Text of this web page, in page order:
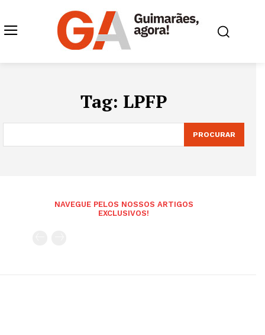
Tag: LPFP
PROCURAR
NAVEGUE PELOS NOSSOS ARTIGOS
EXCLUSIVOS!